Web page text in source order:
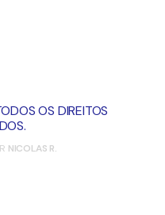
OS DIREITOS
NICOLAS R.